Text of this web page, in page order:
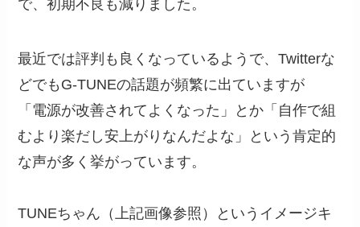
で、初期不良も減りました。
最近では評判も良くなっているようで、Twitterな
どでもG-TUNEの話題が頻繁に出ていますが
「電源が改善されてよくなった」とか「自作で組
むより楽だし安上がりなんだよな」という肯定的
な声が多く挙がっています。
TUNEちゃん（上記画像参照）というイメージキ